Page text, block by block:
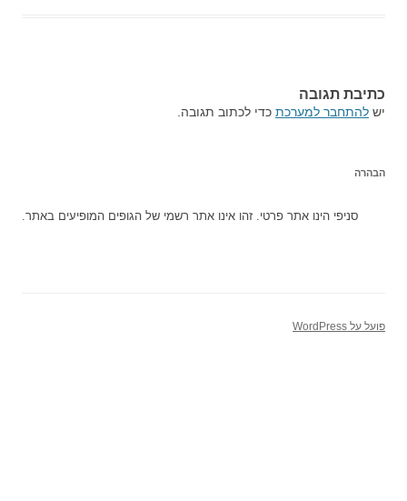
כתיבת תגובה
יש להתחבר למערכת כדי לכתוב תגובה.
הבהרה
סניפי הינו אתר פרטי. זהו אינו אתר רשמי של הגופים המופיעים באתר.
פועל על WordPress